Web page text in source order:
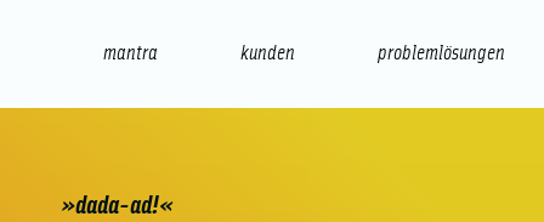
mantra kunden problemlösungen
»dada-ad!«